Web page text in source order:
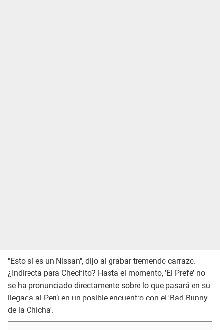
"Esto sí es un Nissan", dijo al grabar tremendo carrazo.
¿Indirecta para Chechito? Hasta el momento, 'El Prefe' no
se ha pronunciado directamente sobre lo que pasará en su
llegada al Perú en un posible encuentro con el 'Bad Bunny
de la Chicha'.